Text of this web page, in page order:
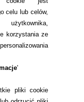
celu lub celów,
korzystania ze
'
pliki cookie